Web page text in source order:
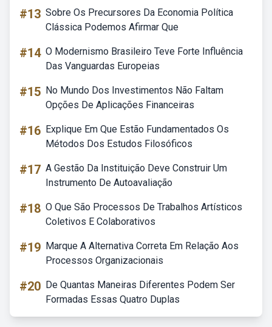
#13 Sobre Os Precursores Da Economia Política
Clássica Podemos Afirmar Que
#14 O Modernismo Brasileiro Teve Forte Influência
Das Vanguardas Europeias
#15 No Mundo Dos Investimentos Não Faltam
Opções De Aplicações Financeiras
#16 Explique Em Que Estão Fundamentados Os
Métodos Dos Estudos Filosóficos
#17 A Gestão Da Instituição Deve Construir Um
Instrumento De Autoavaliação
#18 O Que São Processos De Trabalhos Artísticos
Coletivos E Colaborativos
#19 Marque A Alternativa Correta Em Relação Aos
Processos Organizacionais
#20 De Quantas Maneiras Diferentes Podem Ser
Formadas Essas Quatro Duplas